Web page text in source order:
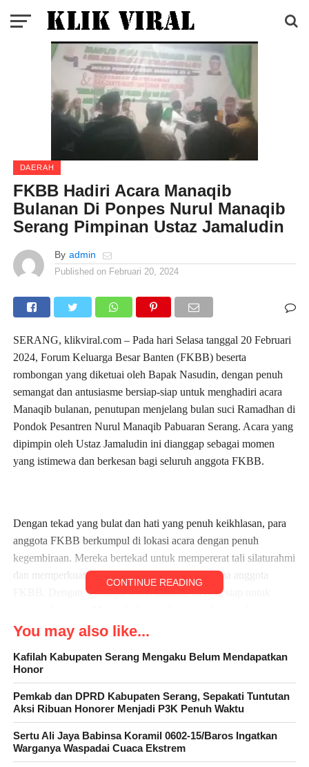
DAERAH
FKBB Hadiri Acara Manaqib
Bulanan Di Ponpes Nurul Manaqib
Serang Pimpinan Ustaz Jamaludin
By admin
Published on Februari 20, 2024
SERANG, klikviral.com – Pada hari Selasa tanggal 20 Februari
2024, Forum Keluarga Besar Banten (FKBB) beserta
rombongan yang diketuai oleh Bapak Nasudin, dengan penuh
semangat dan antusiasme bersiap-siap untuk menghadiri acara
Manaqib bulanan, penutupan menjelang bulan suci Ramadhan di
Pondok Pesantren Nurul Manaqib Pabuaran Serang. Acara yang
dipimpin oleh Ustaz Jamaludin ini dianggap sebagai momen
yang istimewa dan berkesan bagi seluruh anggota FKBB.
Dengan tekad yang bulat dan hati yang penuh keikhlasan, para
anggota FKBB berkumpul di lokasi acara dengan penuh
kegembiraan. Mereka bertekad untuk mempererat tali silaturahmi
dan memperkuat ukhuwah islamiyah antar sesama anggota
FKBB. Dengan semangat kebersamaan, mereka siap untuk
yang tentram.
Serang dipandang sebagai kesempatan yang sangat berharga
untuk meningkatkan spiritualitas dan mendekatkan diri kepada
Allah SWT. Ustaz Jamaludin dianggap sebagai sosok yang
CONTINUE READING
You may also like...
Kafilah Kabupaten Serang Mengaku Belum Mendapatkan
Honor
Pemkab dan DPRD Kabupaten Serang, Sepakati Tuntutan
Aksi Ribuan Honorer Menjadi P3K Penuh Waktu
Sertu Ali Jaya Babinsa Koramil 0602-15/Baros Ingatkan
Warganya Waspadai Cuaca Ekstrem